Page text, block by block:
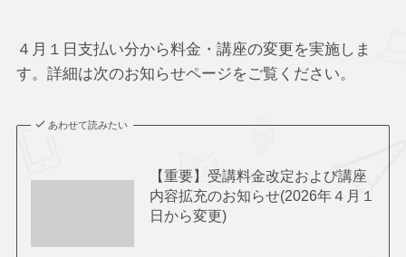
４月１日支払い分から料金・講座の変更を実施しま
す。詳細は次のお知らせページをご覧ください。
あわせて読みたい
【重要】受講料金改定および講座
内容拡充のお知らせ(2026年４月１
日から変更)